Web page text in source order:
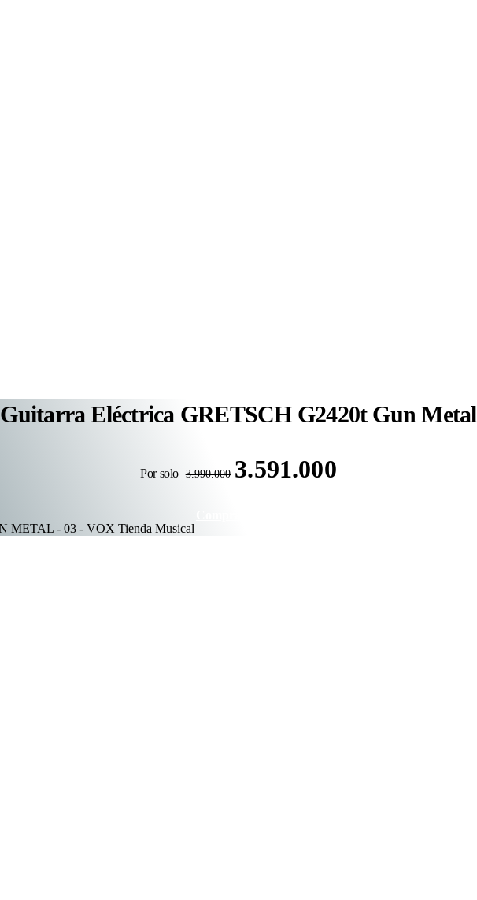
Guitarra Eléctrica GRETSCH G2420t Gun Metal
Por solo 3.990.000 3.591.000